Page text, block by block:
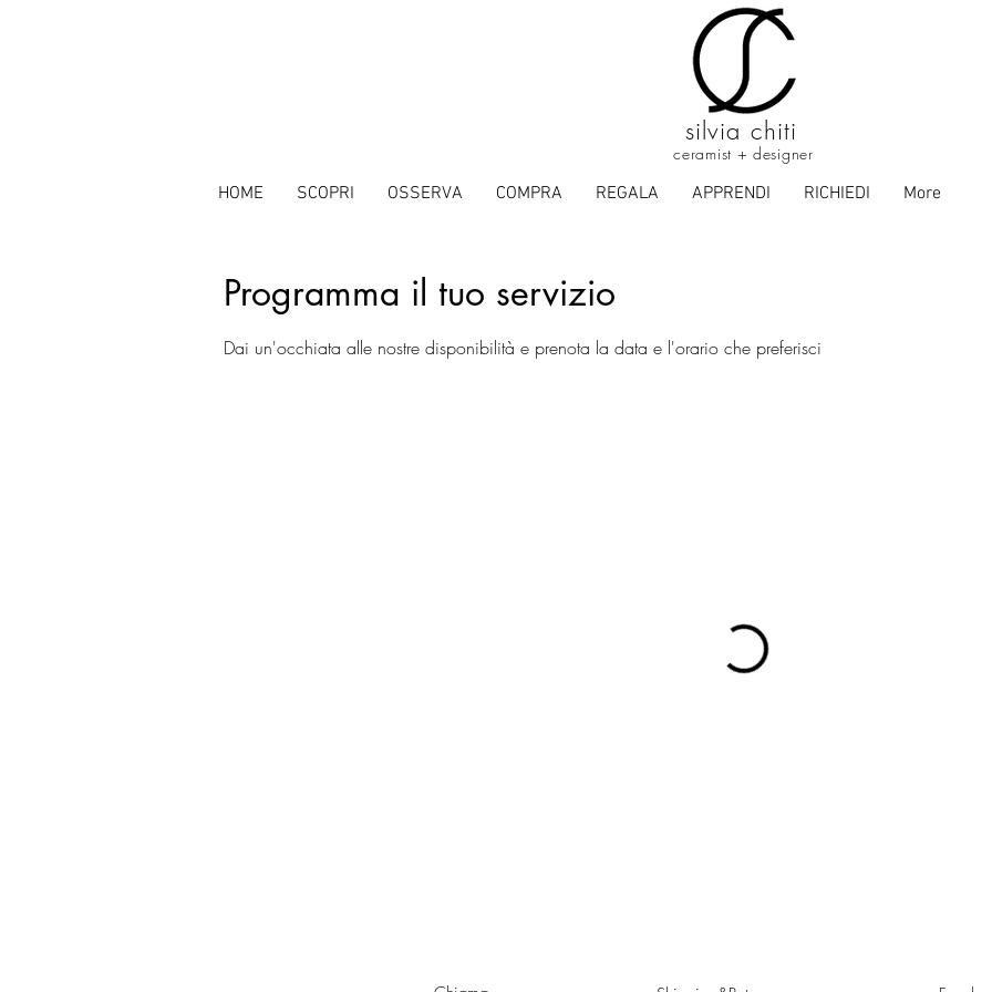
silvia chiti
ceramist + designer
HOME SCOPRI OSSERVA COMPRA REGALA APPRENDI RICHIEDI More
Programma il tuo servizio
Dai un'occhiata alle nostre disponibilità e prenota la data e l'orario che preferisci